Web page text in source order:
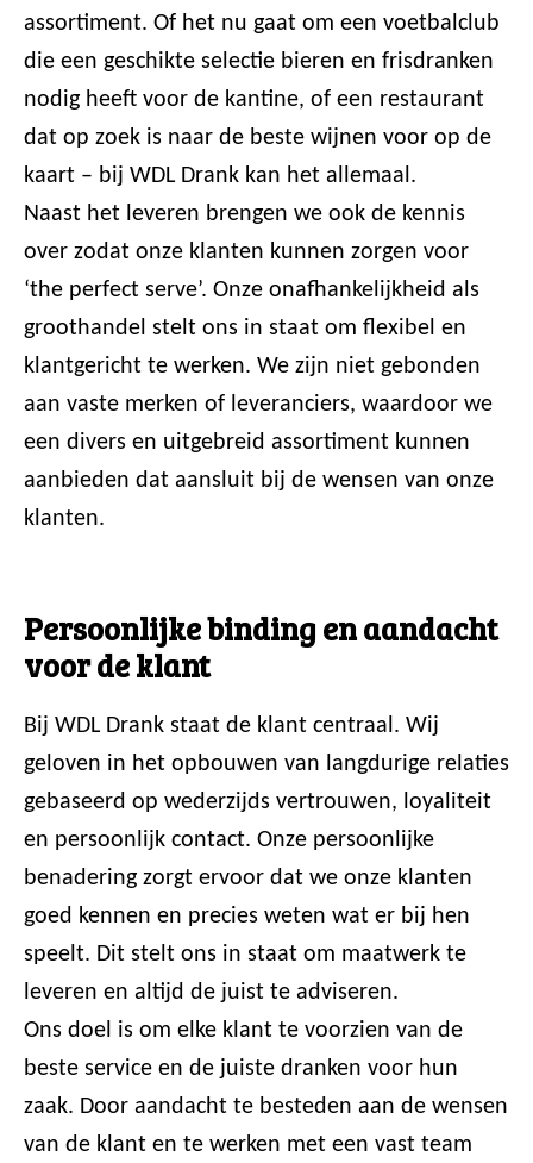
assortiment. Of het nu gaat om een voetbalclub
die een geschikte selectie bieren en frisdranken
nodig heeft voor de kantine, of een restaurant
dat op zoek is naar de beste wijnen voor op de
kaart – bij WDL Drank kan het allemaal.
Naast het leveren brengen we ook de kennis
over zodat onze klanten kunnen zorgen voor
‘the perfect serve’. Onze onafhankelijkheid als
groothandel stelt ons in staat om flexibel en
klantgericht te werken. We zijn niet gebonden
aan vaste merken of leveranciers, waardoor we
een divers en uitgebreid assortiment kunnen
aanbieden dat aansluit bij de wensen van onze
klanten.
Persoonlijke binding en aandacht
voor de klant
Bij WDL Drank staat de klant centraal. Wij
geloven in het opbouwen van langdurige relaties
gebaseerd op wederzijds vertrouwen, loyaliteit
en persoonlijk contact. Onze persoonlijke
benadering zorgt ervoor dat we onze klanten
goed kennen en precies weten wat er bij hen
speelt. Dit stelt ons in staat om maatwerk te
leveren en altijd de juist te adviseren.
Ons doel is om elke klant te voorzien van de
beste service en de juiste dranken voor hun
zaak. Door aandacht te besteden aan de wensen
van de klant en te werken met een vast team